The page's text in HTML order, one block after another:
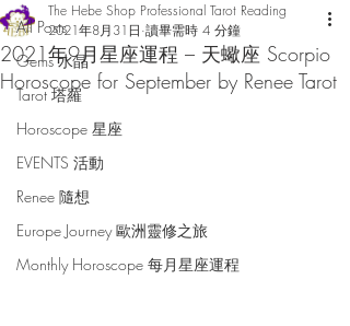
All Posts
Gems 水晶
Tarot 塔羅
Horoscope 星座
EVENTS 活動
Renee 隨想
Europe Journey 歐洲靈修之旅
Monthly Horoscope 每月星座運程
2021年9月星座運程 – 天蠍座 Scorpio
Horoscope for September by Renee Tarot
The Hebe Shop Professional Tarot Reading
2021年8月31日 讀畢需時 4 分鐘